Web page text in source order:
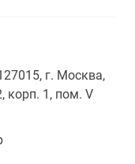
г. Москва,
корп. 1, пом. V